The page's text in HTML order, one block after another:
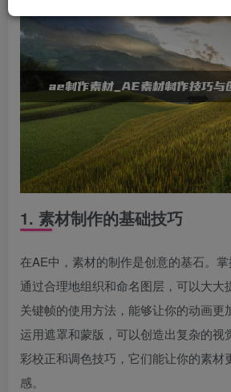
1. 素材制作的基础技巧
在AE中，素材的制作是创意的基石。掌
通过合理地组织和命名图层，可以大大
关键帧的使用方法，能够让你的动画更
运用遮罩和蒙版，可以创造出复杂的视
彩校正和调色技巧，它们能让你的素材
感。